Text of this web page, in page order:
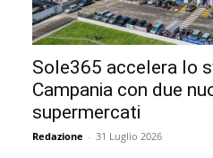
Sole365 accelera lo
Campania con due
supermercati
Redazione - 31 Luglio 2026